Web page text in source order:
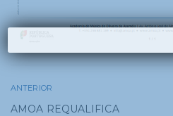
ANTERIOR
AMOA REQUALIFICA